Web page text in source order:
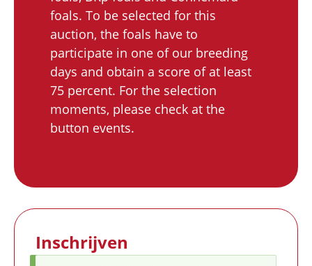
foals. To be selected for this
auction, the foals have to
participate in one of our breeding
days and obtain a score of at least
75 percent. For the selection
moments, please check at the
button events.
Inschrijven